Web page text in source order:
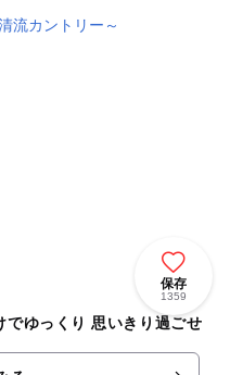
保存
1359
でゆっくり 思いきり過ごせ